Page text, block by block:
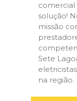
comercial
solução!
missão
Sete
na região.